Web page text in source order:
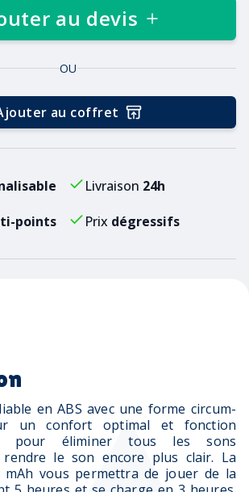
en ABS avec une forme circum-
un confort optimal et fonction
pour éliminer tous les sons
le son encore plus clair. La
mAh vous permettra de jouer de la
au devis
OU
au coffret
Livraison 24h
points Prix dégressifs